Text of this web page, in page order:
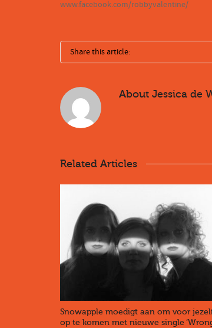
www.facebook.com/robbyvalentine/
Share this article:
About Jessica de
Related Articles
Snowapple moedigt aan om voor
op te komen met nieuwe single